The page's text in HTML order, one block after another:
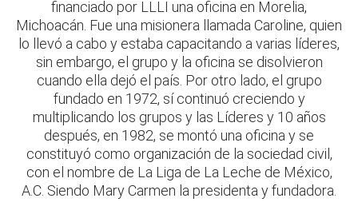
financiado por LLLI una oficina en Morelia,
Michoacán. Fue una misionera llamada Caroline, quien
lo llevó a cabo y estaba capacitando a varias líderes,
sin embargo, el grupo y la oficina se disolvieron
cuando ella dejó el país. Por otro lado, el grupo
fundado en 1972, sí continuó creciendo y
multiplicando los grupos y las Líderes y 10 años
después, en 1982, se montó una oficina y se
constituyó como organización de la sociedad civil,
con el nombre de La Liga de La Leche de México,
A.C. Siendo Mary Carmen la presidenta y fundadora.